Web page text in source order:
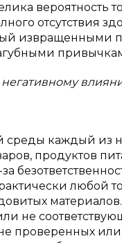
вероятность
отсутствия
извращенными
среды каждый из
продуктов
за
любой
не
проверенных